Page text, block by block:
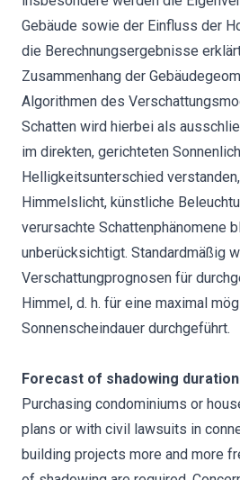
Gebäude sowie der Einfluss der
die Berechnungsergebnisse
Zusammenhang der
Algorithmen des
Schatten wird hierbei als
im direkten, gerichteten
Helligkeitsunterschied
Himmelslicht, künstliche
verursachte Schattenphänomene
unberücksichtigt. Standardmäßig
Verschattungprognosen für
Himmel, d. h. für eine maximal
Sonnenscheindauer durchgeführt.
Forecast of shadowing
Purchasing condominiums or
plans or with civil lawsuits in
building projects more and more